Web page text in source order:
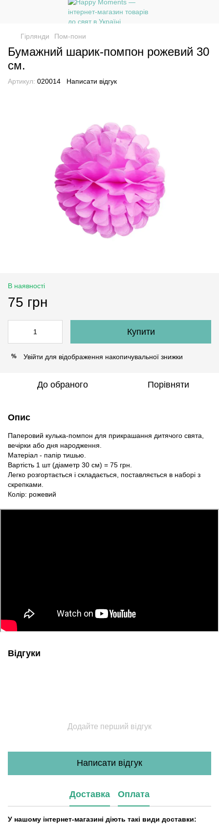
Гірлянди Пом-пони
Бумажний шарик-помпон рожевий 30
см.
Артикул: 020014 Написати відгук
В наявності
75 грн
Купити
% Увійти для відображення накопичувальної знижки
До обраного Порівняти
Опис
Паперовий кулька-помпон для прикрашання дитячого свята,
вечірки або дня народження.
Матеріал - папір тишью.
Вартість 1 шт (діаметр 30 см) = 75 грн.
Легко розгортається і складається, поставляється в наборі з
скрепками.
Колір: рожевий
Відгуки
Додайте перший відгук
Написати відгук
Доставка Оплата
У нашому інтернет-магазині діють такі види доставки: